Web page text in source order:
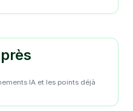
IA et les points déjà